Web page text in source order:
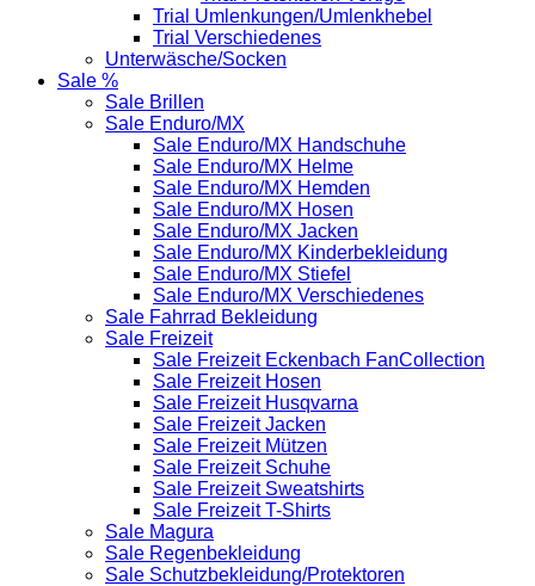
Trial Umlenkungen/Umlenkhebel
Trial Verschiedenes
Unterwäsche/Socken
Sale %
Sale Brillen
Sale Enduro/MX
Sale Enduro/MX Handschuhe
Sale Enduro/MX Helme
Sale Enduro/MX Hemden
Sale Enduro/MX Hosen
Sale Enduro/MX Jacken
Sale Enduro/MX Kinderbekleidung
Sale Enduro/MX Stiefel
Sale Enduro/MX Verschiedenes
Sale Fahrrad Bekleidung
Sale Freizeit
Sale Freizeit Eckenbach FanCollection
Sale Freizeit Hosen
Sale Freizeit Husqvarna
Sale Freizeit Jacken
Sale Freizeit Mützen
Sale Freizeit Schuhe
Sale Freizeit Sweatshirts
Sale Freizeit T-Shirts
Sale Magura
Sale Regenbekleidung
Sale Schutzbekleidung/Protektoren